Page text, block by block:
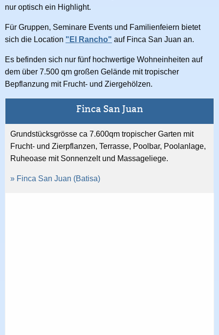
nur optisch ein Highlight.
Für Gruppen, Seminare Events und Familienfeiern bietet
sich die Location "El Rancho" auf Finca San Juan an.
Es befinden sich nur fünf hochwertige Wohneinheiten auf
dem über 7.500 qm großen Gelände mit tropischer
Bepflanzung mit Frucht- und Ziergehölzen.
Finca San Juan
Grundstücksgrösse ca 7.600qm tropischer Garten mit
Frucht- und Zierpflanzen, Terrasse, Poolbar, Poolanlage,
Ruheoase mit Sonnenzelt und Massageliege.
» Finca San Juan (Batisa)